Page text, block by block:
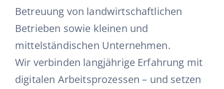
Betreuung von landwirtschaftlichen
Betrieben sowie kleinen und
mittelständischen Unternehmen.
Wir verbinden langjährige Erfahrung mit
digitalen Arbeitsprozessen – und setzen